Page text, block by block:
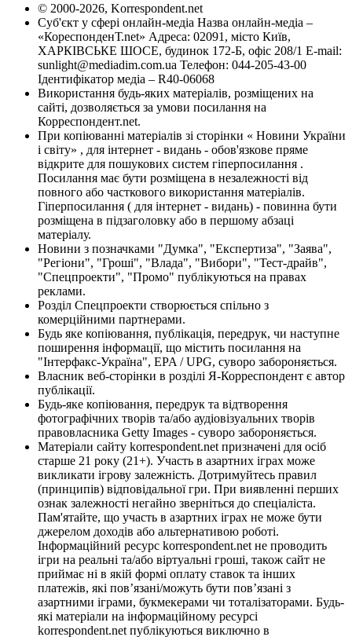
© 2000-2026, Korrespondent.net
Суб'єкт у сфері онлайн-медіа Назва онлайн-медіа –
«КореспонденТ.net» Адреса: 02091, місто Київ,
ХАРКІВСЬКЕ ШОСЕ, будинок 172-Б, офіс 208/1 E-mail:
sunlight@mediadim.com.ua Телефон: 044-205-43-00
Ідентифікатор медіа – R40-06068
Використання будь-яких матеріалів, розміщених на
сайті, дозволяється за умови посилання на
Корреспондент.net.
При копіюванні матеріалів зі сторінки « Новини України
і світу» , для інтернет - видань - обов'язкове пряме
відкрите для пошукових систем гіперпосилання .
Посилання має бути розміщена в незалежності від
повного або часткового використання матеріалів.
Гіперпосилання ( для інтернет - видань) - повинна бути
розміщена в підзаголовку або в першому абзаці
матеріалу.
Новини з позначками "Думка", "Експертиза", "Заява",
"Регіони", "Гроші", "Влада", "Вибори", "Тест-драйв",
"Спецпроекти", "Промо" публікуються на правах
реклами.
Розділ Спецпроекти створюється спільно з
комерційними партнерами.
Будь яке копіювання, публікація, передрук, чи наступне
поширення інформації, що містить посилання на
"Інтерфакс-Україна", EPA / UPG, суворо забороняється.
Власник веб-сторінки в розділі Я-Корреспондент є автор
публікації.
Будь-яке копіювання, передрук та відтворення
фотографічних творів та/або аудіовізуальних творів
правовласника Getty Images - суворо забороняється.
Матеріали сайту korrespondent.net призначені для осіб
старше 21 року (21+). Участь в азартних іграх може
викликати ігрову залежність. Дотримуйтесь правил
(принципів) відповідальної гри. При виявленні перших
ознак залежності негайно зверніться до спеціаліста.
Пам'ятайте, що участь в азартних іграх не може бути
джерелом доходів або альтернативою роботі.
Інформаційний ресурс korrespondent.net не проводить
ігри на реальні та/або віртуальні гроші, також сайт не
приймає ні в якій формі оплату ставок та інших
платежів, які пов’язані/можуть бути пов’язані з
азартними іграми, букмекерами чи тоталізаторами. Будь-
які матеріали на інформаційному ресурсі
korrespondent.net публікуються виключно в